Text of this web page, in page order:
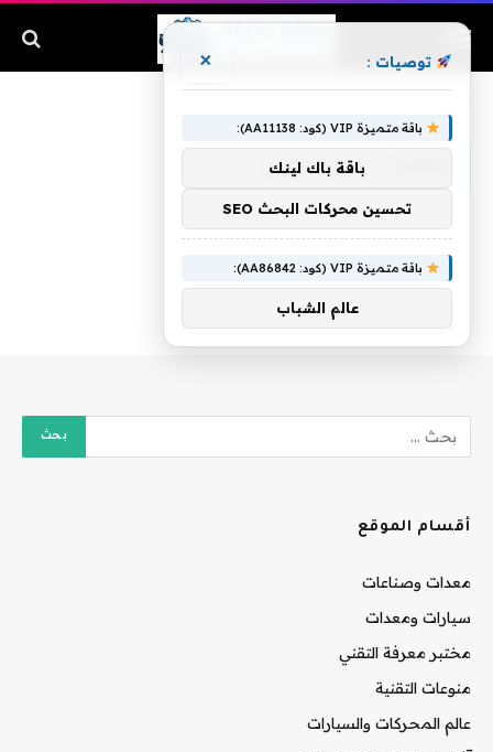
أقسام الموقع
معدات وصناعات
سيارات ومعدات
مختبر معرفة التقني
منوعات التقنية
عالم المحركات والسيارات
توصيات : ×
باقة متميزة VIP (كود: AA11138):
باقة باك لينك
تحسين محركات البحث SEO
باقة متميزة VIP (كود: AA86842):
عالم الشباب